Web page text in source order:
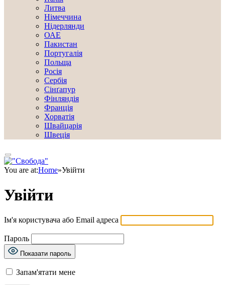
Литва
Німеччина
Нідерлянди
ОАЕ
Пакистан
Португалія
Польща
Росія
Сербія
Сінґапур
Фінляндія
Франція
Хорватія
Швайцарія
Швеція
You are at:Home»Увійти
Увійти
Ім'я користувача або Email адреса
Пароль
Показати пароль
Запам'ятати мене